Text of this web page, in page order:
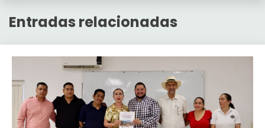
Entradas relacionadas